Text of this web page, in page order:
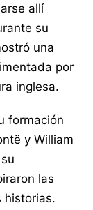
allí
su
una
por
inglesa.
formación
y William
las
historias.